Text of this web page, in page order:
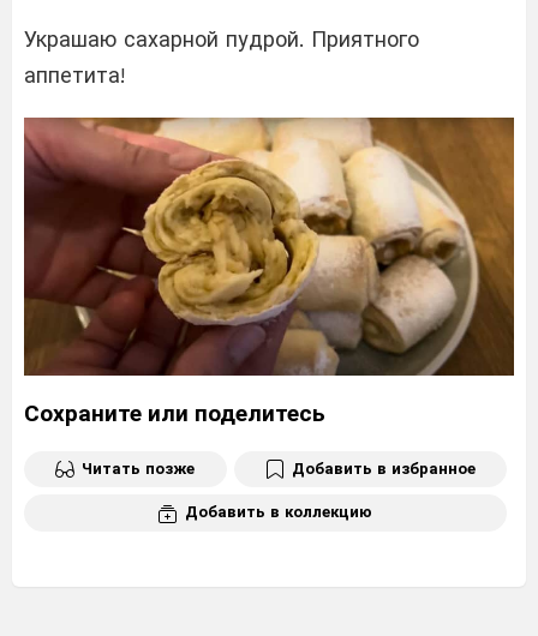
Украшаю сахарной пудрой. Приятного
аппетита!
Сохраните или поделитесь
Читать позже Добавить в избранное
Добавить в коллекцию